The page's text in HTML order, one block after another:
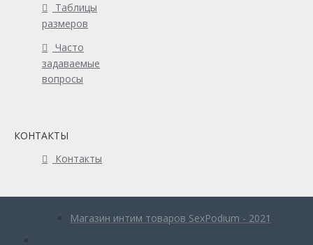
Таблицы
размеров
Часто
задаваемые
вопросы
КОНТАКТЫ
Контакты
Магазин интим товаров SexPodium - 2021